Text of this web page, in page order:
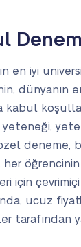
en iyi
dünyanın
kabul
yeteneği,
deneme,
her
için
ucuz
tarafından